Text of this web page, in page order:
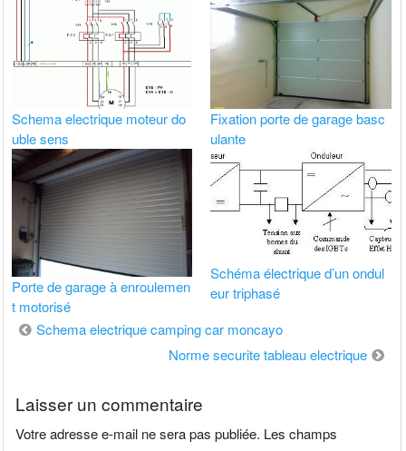
Schema electrique moteur do
uble sens
Fixation porte de garage basc
ulante
Porte de garage à enroulemen
t motorisé
Schéma électrique d’un ondul
eur triphasé
Navigation
Schema electrique camping car moncayo
Norme securite tableau electrique
Laisser un commentaire
Votre adresse e-mail ne sera pas publiée. Les champs